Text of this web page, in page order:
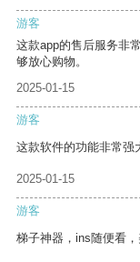
游客
这款app的售后服务非
够放心购物。
2025-01-15
游客
这款软件的功能非常强
2025-01-15
游客
梯子神器，ins随便看，